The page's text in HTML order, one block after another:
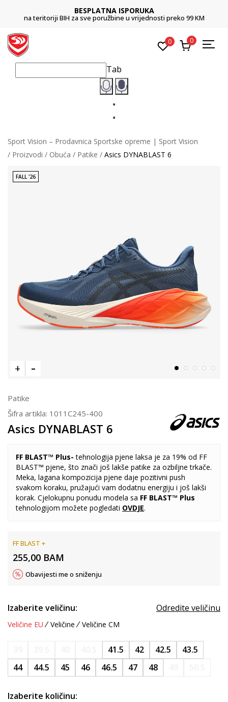
BESPLATNA ISPORUKA
na teritoriji BIH za sve poružbine u vrijednosti preko 99 KM
0 0
Tab
Sport Vision – Prodavnica Sportske opreme | Sport Vision
Proizvodi
Obuća Patike Asics DYNABLAST 6
FALL '26
Patike
Šifra artikla: 1011C245-400
Asics DYNABLAST 6
FF BLAST™ Plus- tehnologija pjene laksa je za 19% od FF
BLAST™ pjene, što znači još lakše patike za ozbiljne trkače.
Meka, lagana kompozicija pjene daje pozitivni push
svakom koraku, pružajući vam dodatnu energiju i još lakši
korak. Cjelokupnu ponudu modela sa FF BLAST™ Plus
tehnologijom možete pogledati OVDJE.
FF BLAST +
255,00 BAM
Obavijesti me o sniženju
Izaberite veličinu: Odredite veličinu
Veličine EU Veličine Veličine CM
41.5 42 42.5
43.5
44
44.5 45 46 46.5 47 48
Izaberite količinu: